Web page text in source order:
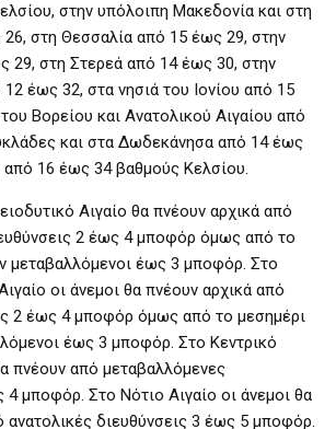
στην υπόλοιπη Μακεδονία και στη
στη Θεσσαλία από 15 έως 29, στην
29, στη Στερεά από 14 έως 30, στην
έως 32, στα νησιά του Ιονίου από 15
Βορείου και Ανατολικού Αιγαίου από
και στα Δωδεκάνησα από 14 έως
από 16 έως 34 βαθμούς Κελσίου.
Αιγαίο θα πνέουν αρχικά από
2 έως 4 μποφόρ όμως από το
μεταβαλλόμενοι έως 3 μποφόρ. Στο
οι άνεμοι θα πνέουν αρχικά από
2 έως 4 μποφόρ όμως από το μεσημέρι
έως 3 μποφόρ. Στο Κεντρικό
πνέουν από μεταβαλλόμενες
4 μποφόρ. Στο Νότιο Αιγαίο οι άνεμοι θα
ανατολικές διευθύνσεις 3 έως 5 μποφόρ.